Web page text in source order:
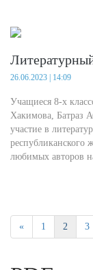
26.06.2023 | 14:09
Учащиеся 8-х
Хакимова, Батраз
участие в
республиканского
любимых авторов
« 1 2 3